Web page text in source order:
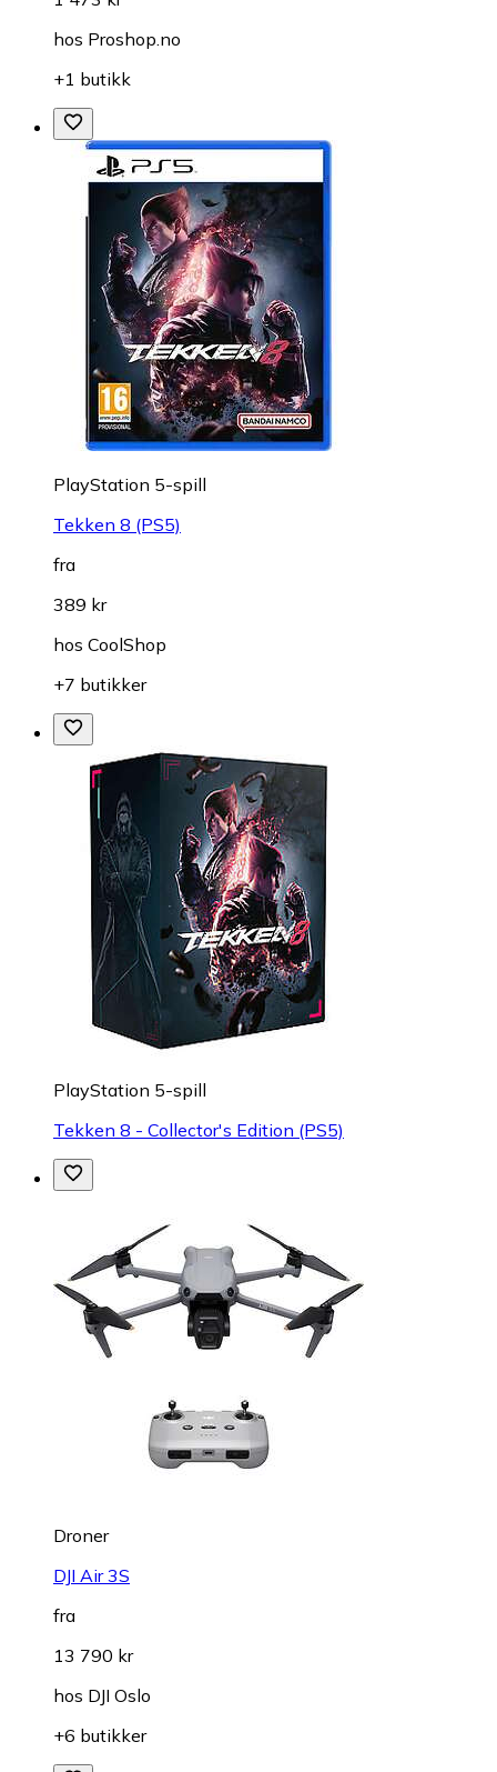
hos Proshop.no
+1 butikk
PlayStation 5-spill
Tekken 8 (PS5)
fra
389 kr
hos CoolShop
+7 butikker
PlayStation 5-spill
Tekken 8 - Collector's Edition (PS5)
Droner
DJI Air 3S
fra
13 790 kr
hos DJI Oslo
+6 butikker